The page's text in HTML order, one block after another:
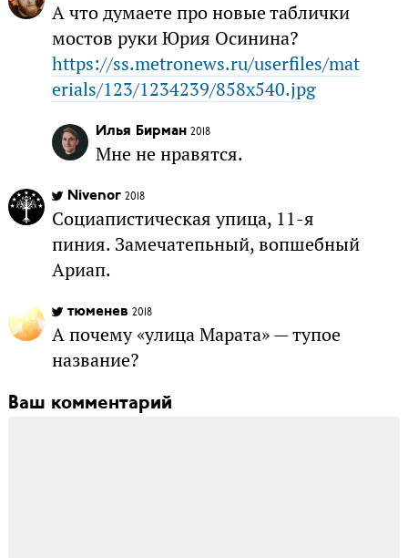
А что думаете про новые таблички
мостов руки Юрия Осинина?
https://ss.metronews.ru/userfiles/mat
erials/123/1234239/858x540.jpg
Илья Бирман 2018
Мне не нравятся.
Nivenor 2018
Социапистическая упица, 11-я
пиния. Замечатепьный, вопшебный
Ариап.
тюменев 2018
А почему «улица Марата» — тупое
название?
Ваш комментарий